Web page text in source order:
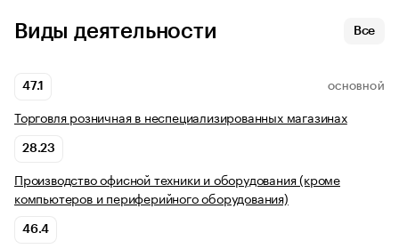
Виды деятельности Все
47.1 ОСНОВНОЙ
Торговля розничная в неспециализированных магазинах
28.23
Производство офисной техники и оборудования (кроме
компьютеров и периферийного оборудования)
46.4